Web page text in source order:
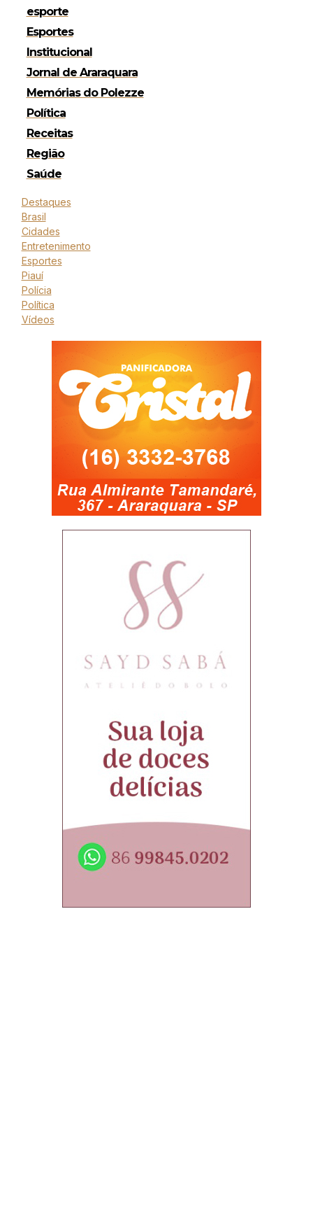
esporte
Esportes
Institucional
Jornal de Araraquara
Memórias do Polezze
Política
Receitas
Região
Saúde
Destaques
Brasil
Cidades
Entretenimento
Esportes
Piauí
Polícia
Política
Vídeos